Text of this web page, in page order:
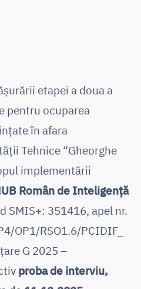
etapei a doua a
pentru ocuparea
în afara
Tehnice “Gheorghe
implementării
Român de Inteligență
SMIS+: 351416, apel nr.
OP1/RSO1.6/PCIDIF_
G 2025 –
proba de interviu,